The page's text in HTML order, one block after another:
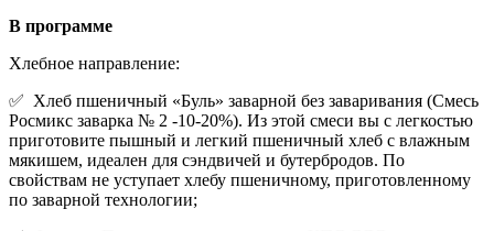
В программе
Хлебное направление:
✅ Хлеб пшеничный «Буль» заварной без заваривания (Смесь
Росмикс заварка № 2 -10-20%). Из этой смеси вы с легкостью
приготовите пышный и легкий пшеничный хлеб с влажным
мякишем, идеален для сэндвичей и бутербродов. По
свойствам не уступает хлебу пшеничному, приготовленному
по заварной технологии;